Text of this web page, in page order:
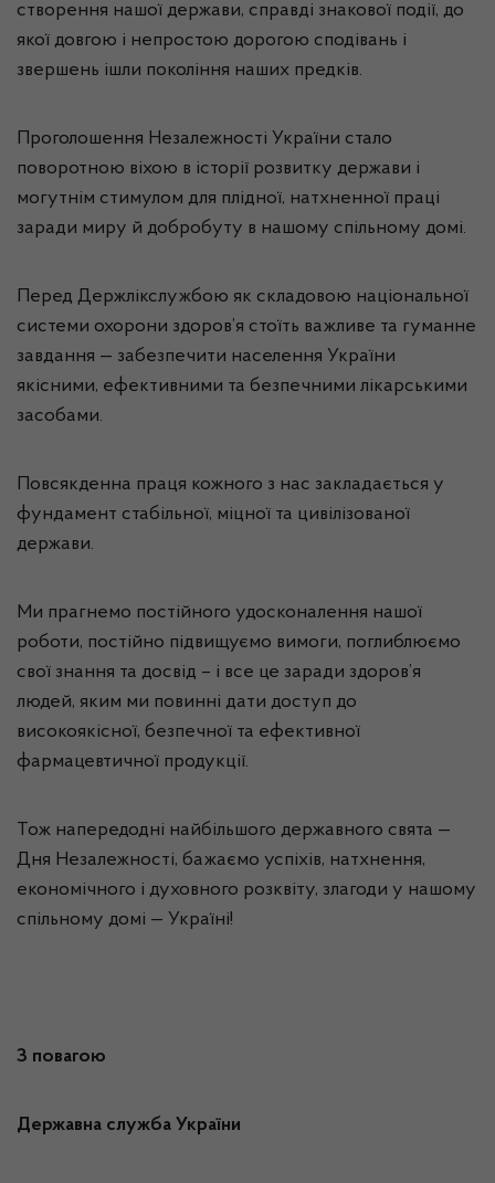
створення нашої держави, справді знакової події, до
якої довгою і непростою дорогою сподівань і
звершень ішли покоління наших предків.
Проголошення Незалежності України стало
поворотною віхою в історії розвитку держави і
могутнім стимулом для плідної, натхненної праці
заради миру й добробуту в нашому спільному домі.
Перед Держлікслужбою як складовою національної
системи охорони здоров’я стоїть важливе та гуманне
завдання — забезпечити населення України
якісними, ефективними та безпечними лікарськими
засобами.
Повсякденна праця кожного з нас закладається у
фундамент стабільної, міцної та цивілізованої
держави.
Ми прагнемо постійного удосконалення нашої
роботи, постійно підвищуємо вимоги, поглиблюємо
свої знання та досвід – і все це заради здоров’я
людей, яким ми повинні дати доступ до
високоякісної, безпечної та ефективної
фармацевтичної продукції.
Тож напередодні найбільшого державного свята —
Дня Незалежності, бажаємо успіхів, натхнення,
економічного і духовного розквіту, злагоди у нашому
спільному домі — Україні!
З повагою
Державна служба України